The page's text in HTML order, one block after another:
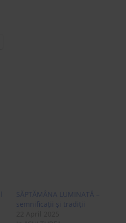
SĂPTĂMÂNA LUMINATĂ –
semnificații și tradiții